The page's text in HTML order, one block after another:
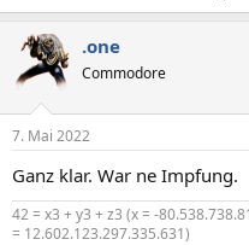
.one
Commodore
7. Mai 2022
Ganz klar. War ne Impfung.
42 = x3 + y3 + z3 (x = -
= 12.602.123.297.335.631)